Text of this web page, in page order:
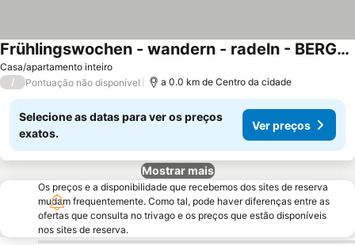
Casa/apartamento inteiro
Frühlingswochen - wandern - radeln - BERGSEERUHE - FeWo Säuling
/ Pontuação não disponível a 0.0 km de Centro da cidade
Selecione as datas para ver os preços
exatos.
Ver preços
Mostrar mais
Os preços e a disponibilidade que recebemos dos sites de reserva
mudam frequentemente. Como tal, pode haver diferenças entre as
ofertas que consulta no trivago e os preços que estão disponíveis
nos sites de reserva.